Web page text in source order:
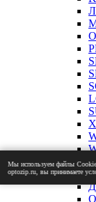
Мы используем файлы
optozip.ru, вы принимаете